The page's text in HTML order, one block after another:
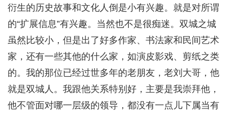
衍生的历史故事和文化人倒是小有兴趣。就是对所谓
的“扩展信息”有兴趣。当然也不是很痴迷。双城之城
虽然比较小，但是出了好多作家、书法家和民间艺术
家，还有一些其他的什么家，如演皮影戏、剪纸之类
的。我的那位已经过世多年的老朋友，老刘大哥，他
就是双城人。我跟他关系特别好，主要是我崇拜他，
他不管面对哪一层级的领导，都没有一点儿下属当有